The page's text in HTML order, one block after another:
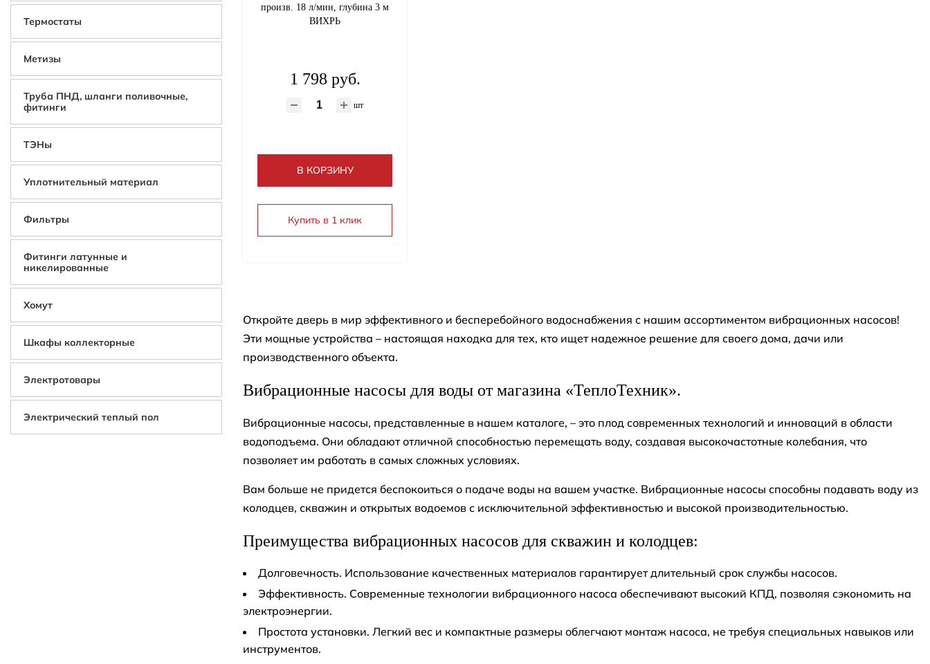
Термостаты
Метизы
Труба ПНД, шланги поливочные,
фитинги
ТЭНы
Уплотнительный материал
Фильтры
Фитинги латунные и
никелированные
Хомут
Шкафы коллекторные
Электротовары
Электрический теплый пол
произв. 18 л/мин, глубина 3 м
ВИХРЬ
1 798 руб.
шт
В КОРЗИНУ
Купить в 1 клик
Откройте дверь в мир эффективного и бесперебойного водоснабжения с нашим ассортиментом вибрационных насосов!
Эти мощные устройства – настоящая находка для тех, кто ищет надежное решение для своего дома, дачи или
производственного объекта.
Вибрационные насосы для воды от магазина «ТеплоТехник».
Вибрационные насосы, представленные в нашем каталоге, – это плод современных технологий и инноваций в области
водоподъема. Они обладают отличной способностью перемещать воду, создавая высокочастотные колебания, что
позволяет им работать в самых сложных условиях.
Вам больше не придется беспокоиться о подаче воды на вашем участке. Вибрационные насосы способны подавать воду из
колодцев, скважин и открытых водоемов с исключительной эффективностью и высокой производительностью.
Преимущества вибрационных насосов для скважин и колодцев:
Долговечность. Использование качественных материалов гарантирует длительный срок службы насосов.
Эффективность. Современные технологии вибрационного насоса обеспечивают высокий КПД, позволяя сэкономить на
электроэнергии.
Простота установки. Легкий вес и компактные размеры облегчают монтаж насоса, не требуя специальных навыков или
инструментов.